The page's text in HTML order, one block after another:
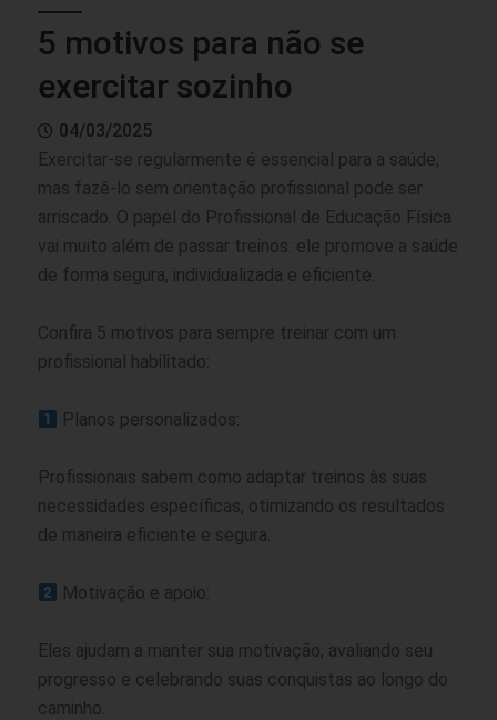
5 motivos para não se
exercitar sozinho
04/03/2025
Exercitar-se regularmente é essencial para a saúde,
mas fazê-lo sem orientação profissional pode ser
arriscado. O papel do Profissional de Educação Física
vai muito além de passar treinos: ele promove a saúde
de forma segura, individualizada e eficiente.
Confira 5 motivos para sempre treinar com um
profissional habilitado:
Planos personalizados:
Profissionais sabem como adaptar treinos às suas
necessidades específicas, otimizando os resultados
de maneira eficiente e segura.
Motivação e apoio:
Eles ajudam a manter sua motivação, avaliando seu
progresso e celebrando suas conquistas ao longo do
caminho.